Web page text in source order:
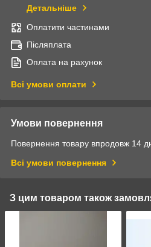
Детальніше
Оплатити частинами
Післяплата
Оплата на рахунок
Всі умови оплати
Умови повернення
Повернення товару впродовж 14
Всі умови повернення
З цим товаром також